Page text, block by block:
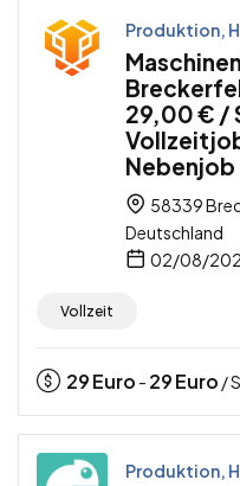
Produktion,
29,00 € /
Nebenjob
58339
Deutschland
02/08/
Vollzeit
29Euro - 29Euro /
Produktion,